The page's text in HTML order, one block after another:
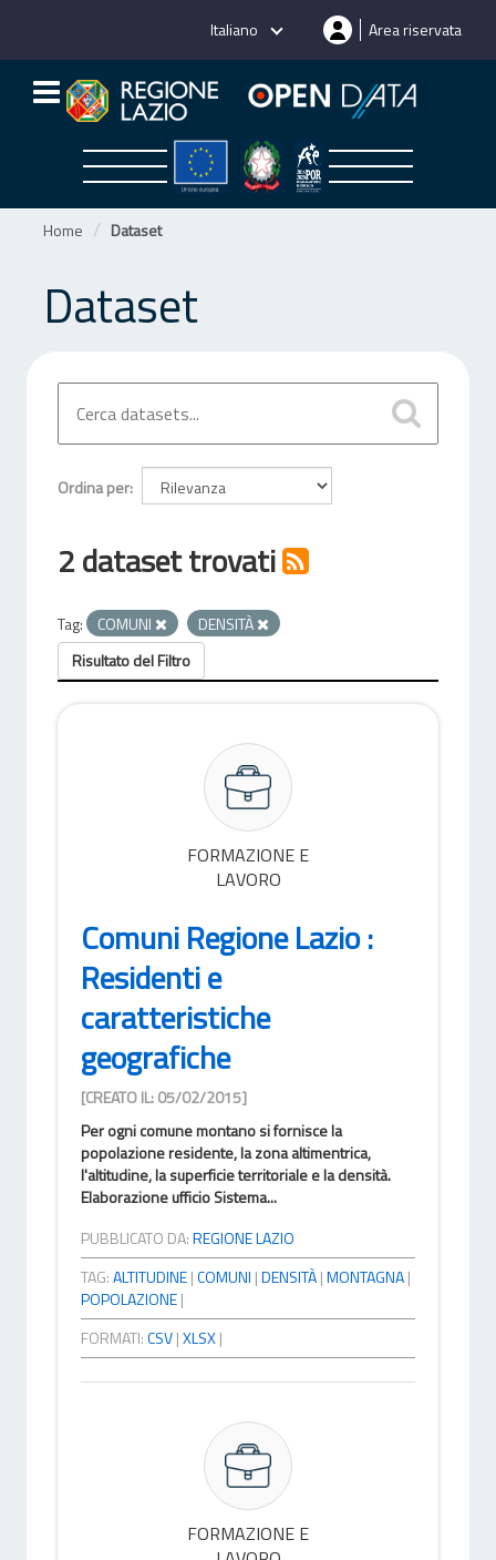
Italiano Area riservata
Home Dataset
Dataset
Ordina per
2 dataset trovati
Tag: COMUNI
DENSITÀ
Risultato del Filtro
FORMAZIONE E
LAVORO
Comuni Regione Lazio :
Residenti e
caratteristiche
geografiche
[CREATO IL: 05/02/2015]
Per ogni comune montano si fornisce la
popolazione residente, la zona altimentrica,
l'altitudine, la superficie territoriale e la densità.
Elaborazione ufficio Sistema...
PUBBLICATO DA:REGIONE LAZIO
TAG:ALTITUDINE|COMUNI |DENSITÀ|MONTAGNA|
POPOLAZIONE|
FORMATI:CSV|XLSX|
FORMAZIONE E